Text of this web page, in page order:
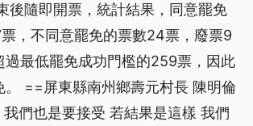
後隨即開票，統計結果，同意罷免
，不同意罷免的票數24票，廢票9
過最低罷免成功門檻的259票，因此
。 ==屏東縣南州鄉壽元村長 陳明倫
們也是要接受 若結果是這樣 我們